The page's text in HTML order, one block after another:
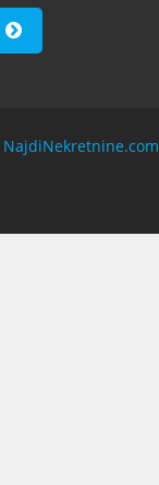
NajdiNekretnine.com